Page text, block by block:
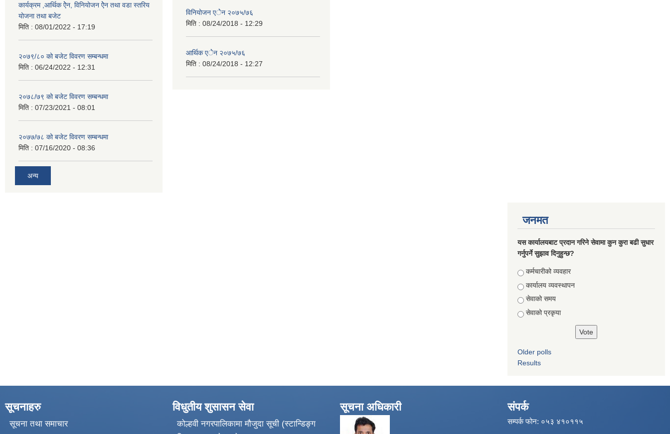
कार्यक्रम ,आर्थिक ऐेन, विनियोजन ऐेन तथा वडा स्तरिय
योजना तथा बजेट
मिति : 08/01/2022 - 17:19
२०७९/८० को बजेट विवरण सम्बन्धमा
मिति : 06/24/2022 - 12:31
२०७८/७९ को बजेट विवरण सम्बन्धमा
मिति : 07/23/2021 - 08:01
२०७७/७८ को बजेट विवरण सम्बन्धमा
मिति : 07/16/2020 - 08:36
अन्य
विनियोजन एेेन २०७५/७६
मिति : 08/24/2018 - 12:29
आर्थिक एेेन २०७५/७६
मिति : 08/24/2018 - 12:27
जनमत
यस कार्यालयबाट प्रदान गरिने सेवामा कुन कुरा बढी सुधार
गर्नुपर्ने सुझाव दिनुहुन्छ?
Choices
कर्मचारीको व्यवहार
कार्यालय व्यवस्थापन
सेवाको समय
सेवाको प्रकृया
Older polls
Results
सूचनाहरु
सूचना तथा समाचार
विधुतीय शुसासन सेवा
कोल्हवी नगरपालिकामा मौजुदा सूची (स्टान्डिङ्ग
सूचना अधिकारी संपर्क
सम्पर्क फोन: ०५३ ४१०११५